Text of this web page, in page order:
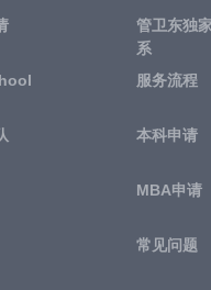
管卫东独
系
服务流程
本科申请
MBA申请
常见问题